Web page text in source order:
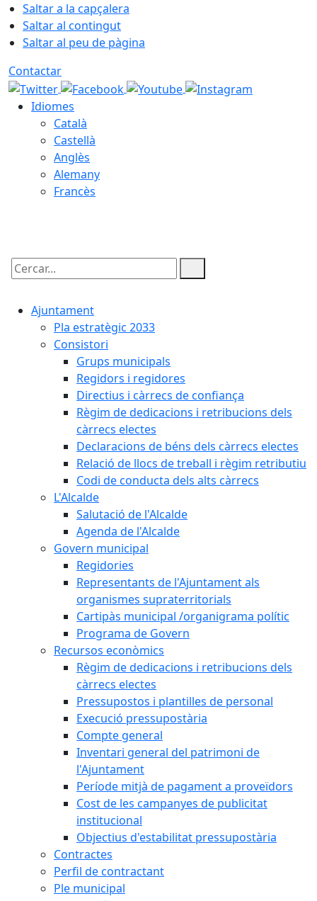
Saltar a la capçalera
Saltar al contingut
Saltar al peu de pàgina
Contactar
Idiomes
Català
Castellà
Anglès
Alemany
Francès
Cercar:
Ajuntament
Pla estratègic 2033
Consistori
Grups municipals
Regidors i regidores
Directius i càrrecs de confiança
Règim de dedicacions i retribucions dels
càrrecs electes
Declaracions de béns dels càrrecs electes
Relació de llocs de treball i règim retributiu
Codi de conducta dels alts càrrecs
L'Alcalde
Salutació de l'Alcalde
Agenda de l'Alcalde
Govern municipal
Regidories
Representants de l'Ajuntament als
organismes supraterritorials
Cartipàs municipal /organigrama polític
Programa de Govern
Recursos econòmics
Règim de dedicacions i retribucions dels
càrrecs electes
Pressupostos i plantilles de personal
Execució pressupostària
Compte general
Inventari general del patrimoni de
l'Ajuntament
Període mitjà de pagament a proveïdors
Cost de les campanyes de publicitat
institucional
Objectius d'estabilitat pressupostària
Contractes
Perfil de contractant
Ple municipal